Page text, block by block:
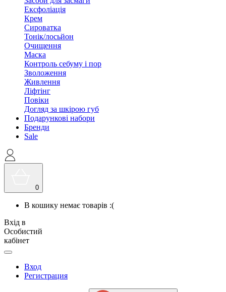
Ексфоліація
Крем
Сироватка
Тонік/лосьйон
Очищення
Маска
Контроль себуму і пор
Зволоження
Живлення
Ліфтінг
Повіки
Догляд за шкірою губ
Подарункові набори
Бренди
Sale
0
В кошику немає товарів :(
Вхід в
Особистий
кабінет
Вход
Регистрация